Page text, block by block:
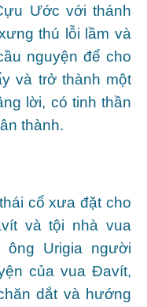
Ước với thánh
thú lỗi lầm và
nguyện để cho
và trở thành một
lời, có tinh thần
thành.
cổ xưa đặt cho
và tội nhà vua
ông Urigia người
của vua Đavít,
dắt và hướng